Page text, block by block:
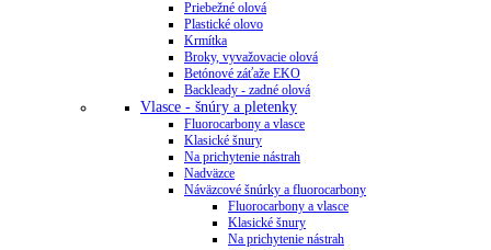
Priebežné olová
Plastické olovo
Krmítka
Broky, vyvažovacie olová
Betónové záťaže EKO
Backleady - zadné olová
Vlasce - šnúry a pletenky
Fluorocarbony a vlasce
Klasické šnury
Na prichytenie nástrah
Nadväzce
Náväzcové šnúrky a fluorocarbony
Fluorocarbony a vlasce
Klasické šnury
Na prichytenie nástrah